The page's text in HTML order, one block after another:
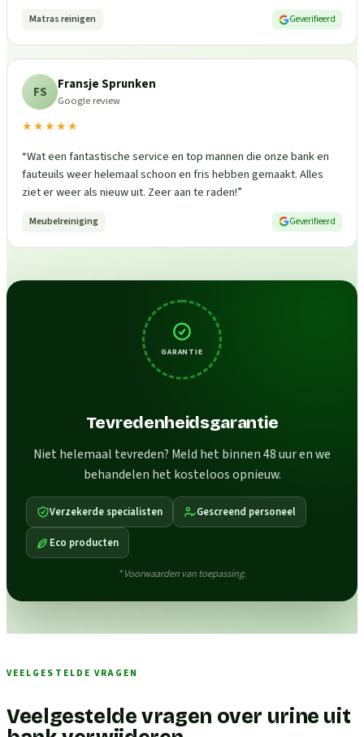
Matras reinigen Geverifieerd
FS Fransje Sprunken
Google review
★★★★★
“Wat een fantastische service en top mannen die onze bank en
fauteuils weer helemaal schoon en fris hebben gemaakt. Alles
ziet er weer als nieuw uit. Zeer aan te raden!”
Meubelreiniging Geverifieerd
GARANTIE
Tevredenheidsgarantie
Niet helemaal tevreden? Meld het binnen 48 uur en we
behandelen het kosteloos opnieuw.
Verzekerde specialisten Gescreend personeel
Eco producten
* Voorwaarden van toepassing.
VEELGESTELDE VRAGEN
Veelgestelde vragen over urine uit